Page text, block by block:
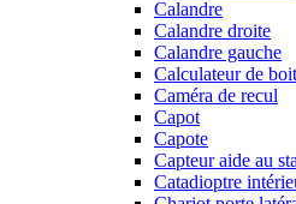
Calandre
Calandre droite
Calandre gauche
Calculateur de
Caméra de recul
Capot
Capote
Capteur aide au
Catadioptre